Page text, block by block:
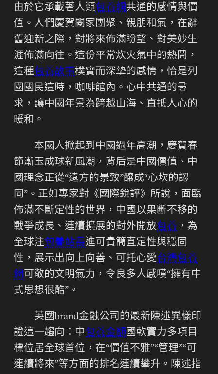
由於它承載著人類包養網共通的感情與價
值。人們慶賀闔家團聚、親朋和氣，在辭
舊迎新之際，對將來佈滿盼望、對美妙生
涯佈滿向往。這份平常炊火氣中的熱鬧，
這種包養故事樸實而深摯的感情，恰是列
國國民這時，咖啡館內。心中共通的尋
求，讓中國年景為跨越山海、直抵人心的
暖和。
本國人掀起到中國過年高潮，慶賀春
節漸玉成球新風潮，背后是中國價值、中
國理念正從“遠方的景致”釀成“心坎的認
同”。正如專家對《國際銳評》所說，面臨
佈滿不斷定性的世界，中國以果斷不移的
戰爭成長、連續擴展的對外開放包養 ，為
全球注包養站長進可貴簡直定性與穩固
性，展示出向上向善、可托心愛台灣包養
網可敬的文明氣力，令良多人感嘆“擁有中
式思想很酷”。
英國brand金融公司的最新陳述異樣印
證這一趨向：中包養金額國軟實力多項目
標位居全球首位，在“價值不雅”“管理”“可
連續將來”等方面的排名連續攀升。陳述指